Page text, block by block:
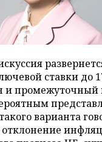
ставки до
и
варианта
отклонение